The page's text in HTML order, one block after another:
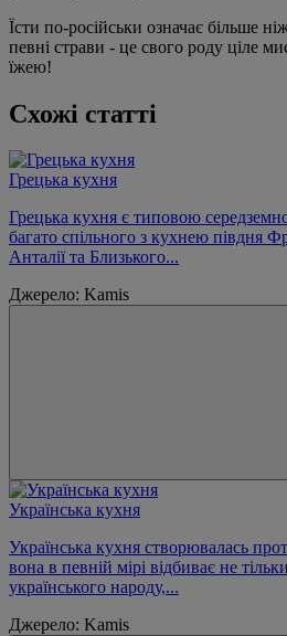
Їсти по-російськи означає більше
певні страви - це свого роду ціле
їжею!
Схожі статті
Грецька кухня
Грецька кухня є типовою
багато спільного з кухнею півдня
Анталії та Близького...
Джерело: Kamis
Українська кухня
Українська кухня створювалась
вона в певній мірі відбиває не
українського народу,...
Джерело: Kamis